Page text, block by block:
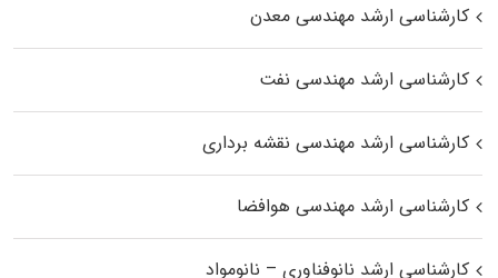
کارشناسی ارشد مهندسی معدن
کارشناسی ارشد مهندسی نفت
کارشناسی ارشد مهندسی نقشه برداری
کارشناسی ارشد مهندسی هوافضا
کارشناسی ارشد نانوفناوری – نانومواد